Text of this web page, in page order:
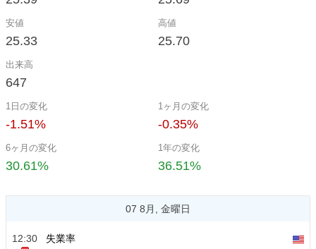
安値
25.33
高値
25.70
出来高
647
1日の変化
-1.51%
1ヶ月の変化
-0.35%
6ヶ月の変化
30.61%
1年の変化
36.51%
07 8月, 金曜日
12:30
失業率